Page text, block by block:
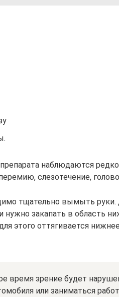
наблюдаются
слезотечение,
тщательно вымыть руки.
нужно закапать в область
этого оттягивается
время зрение будет
или заниматься